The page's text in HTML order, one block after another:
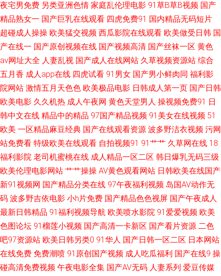
丝高潮 欧美片1区 91美女国产 东方av发布网在线 一级日韩AV 九色视频国产
片看婬黄 久久精品久久香蕉 91草久 久草福利资源在线观看 91黄色视屏 九九
婷婷伊人色 91pron视频 国产九九热视频 91福利老湿机 欧美精品麻豆久久 国
产精品午夜av 人人插人人射 超碰人人草尻屁 欧美在线成人网 91巨炮 影音先
锋看素人 俺去啦色播 久久AⅤ 91涩涩视频 香蕉伊人网 51黑料福利社 精品福
利av导航 91人妻人人操人人爽 欧美网站91 91亚洲黄页 色色国产精品 97免
费福利导航 青娱乐福利导航91 91网在线观看草草视频 青娱乐自拍 92自啪
日韩性爱综合楼 91制片厂无码色情 日本韩国久久 草草逼网 91九色蝌蚪绿帽
人妻 91观看在线网站 成人黄AA片 91精品白丝国产 人人超碰69 99热碰碰热
夜宅男免费 另类亚洲色情 家庭乱伦理电影 91草B草B视频 国产
精品熟女一 国产巨乳在线观看 四虎免费91 国内精品无码短片
超碰成人操操 欧美猛交视频 西瓜影院在线观看 欧美做受日韩 国
产在线一 国产原创视频在线 国产视频高清 国产丝袜一区 黄色
av网址大全 人妻乱视 国产成人在线网站 久草视频资源站 综合
五月香 成人app在线 四虎试看 91男女 国产男小鲜肉同 福利影
院网站 激情五月天色色 欧美极品电影 日韩成人第一页 国产日韩
欧美电影 久久机热 成人午夜网 黄色天堂男人 操视频免费91 日
韩中文在线 精品中的精品 97国产精品视频 91美女在线视频 51
欧美 一区精品麻豆经典 国产在线观看资源 波多野洁衣视频 污网
站免费看 特级欧美在线观看 自拍视频91 91艹艹 久草网在线 18
福利影院 老司机蜜桃在线 成人精品一区二区 韩日爆乳无码三级
欧美伦理电影网站 艹艹操操 AV黄色观看网站 日韩欧美在线国产
新91视频网 国产精品分类在线 97午夜福利视频 岛国AV动作无
码 波多野吉依电影 小h片免费 国产精品色色视屏 国产午夜成人
最新日韩精品 91福利视频导航 欧美喷水影院 91爱爱视频 欧美
色图论坛 91榴莲小视频 国产高清一卡新区 国产看片资源 二色
吧97资源站 欧美日韩另类0 91华人 国产日韩一区二区 日本网站
在线免费 免费潮喷 91原创国产视频 成人吃瓜福利 国产在线9 操
碰高清免费视频 午夜电影全集 国产AV无码 人妻系列 爱豆传媒